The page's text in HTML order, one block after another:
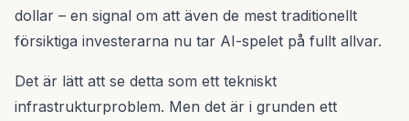
dollar – en signal om att även de mest traditionellt
försiktiga investerarna nu tar AI-spelet på fullt allvar.
Det är lätt att se detta som ett tekniskt
infrastrukturproblem. Men det är i grunden ett